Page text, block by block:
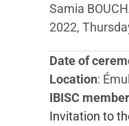
Samia
2022,
Date of
Location:
IBISC
Invitation to